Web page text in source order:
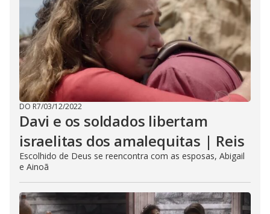
DO R7/03/12/2022
Davi e os soldados libertam
israelitas dos amalequitas | Reis
Escolhido de Deus se reencontra com as esposas, Abigail
e Ainoã